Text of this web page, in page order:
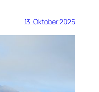
13. Oktober 2025